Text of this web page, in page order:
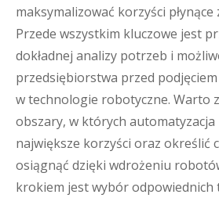
maksymalizować korzyści
Przede wszystkim kluczowe jest
dokładnej analizy potrzeb i
przedsiębiorstwa przed
w technologie robotyczne. Warto
obszary, w których automatyzacja
największe korzyści oraz określić
osiągnąć dzięki wdrożeniu
krokiem jest wybór odpowiednich